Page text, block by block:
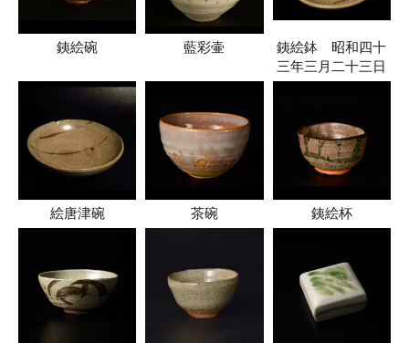
銕絵碗 藍彩壷
銕絵鉢 昭和四十
三年三月二十三日
絵唐津碗 茶碗 銕絵杯